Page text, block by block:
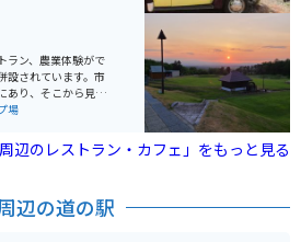
を済ませたい方は
ます。どれにするか
。
ラン、農業体験がで
設されています。市
あり、そこから見る
していますが、近
場
周辺のレストラン・カフェ」をもっと見る
辺の道の駅